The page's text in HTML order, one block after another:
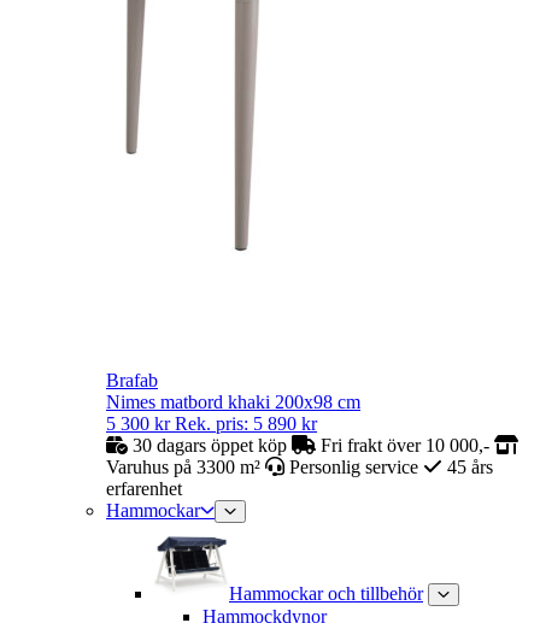
Brafab
Nimes matbord khaki 200x98 cm
5 300 kr Rek. pris: 5 890 kr
30 dagars öppet köp
Fri frakt över 10 000,-
Varuhus på 3300 m²
Personlig service
45 års
erfarenhet
Hammockar
Hammockar och tillbehör
Hammockdynor